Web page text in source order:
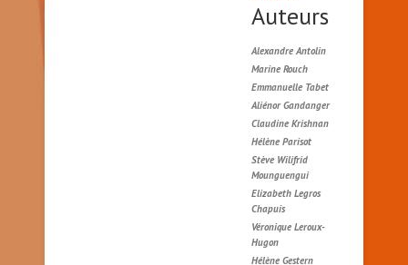
Auteurs
Alexandre Antolin
Marine Rouch
Emmanuelle Tabet
Aliénor Gandanger
Claudine Krishnan
Hélène Parisot
Stève Wilifrid
Mounguengui
Elizabeth Legros
Chapuis
Véronique Leroux-
Hugon
Hélène Gestern